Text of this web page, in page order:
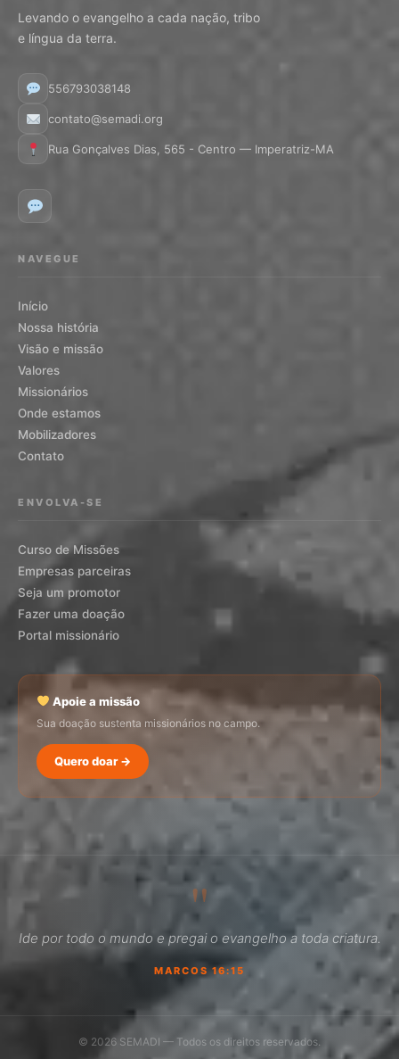
Levando o evangelho a cada nação, tribo
e língua da terra.
556793038148
contato@semadi.org
Rua Gonçalves Dias, 565 - Centro — Imperatriz-MA
NAVEGUE
Início
Nossa história
Visão e missão
Valores
Missionários
Onde estamos
Mobilizadores
Contato
ENVOLVA-SE
Curso de Missões
Empresas parceiras
Seja um promotor
Fazer uma doação
Portal missionário
Apoie a missão
Sua doação sustenta missionários no campo.
Quero doar →
"
Ide por todo o mundo e pregai o evangelho a toda criatura.
MARCOS 16:15
© 2026 SEMADI — Todos os direitos reservados.
Como faço para doar?
Como ser um promotor?